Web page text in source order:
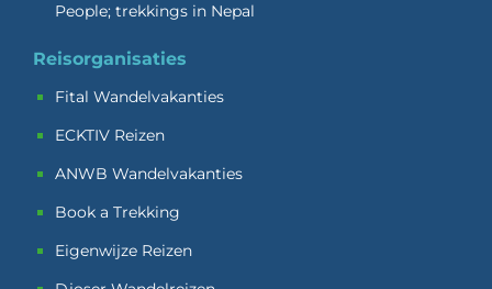
People; trekkings in Nepal
Reisorganisaties
Fital Wandelvakanties
ECKTIV Reizen
ANWB Wandelvakanties
Book a Trekking
Eigenwijze Reizen